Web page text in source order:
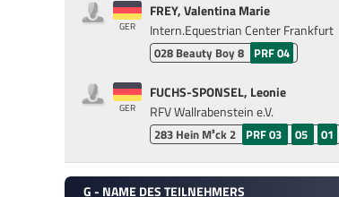
GER
FREY, Valentina Marie
Intern.Equestrian Center Frankfurt
028 Beauty Boy 8 PRF 04
GER
FUCHS-SPONSEL, Leonie
RFV Wallrabenstein e.V.
283 Hein M³ck 2 PRF 03 05 01
G - NAME DES TEILNEHMERS